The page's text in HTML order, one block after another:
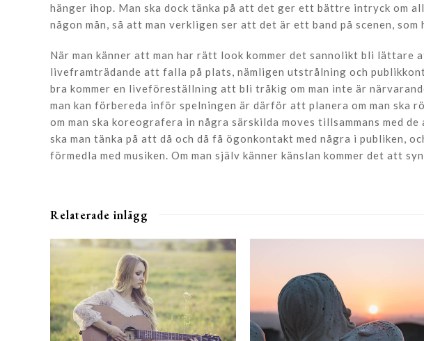
hänger ihop. Man ska dock tänka på att det ger ett bättre intryck om
någon mån, så att man verkligen ser att det är ett band på scenen, som
När man känner att man har rätt look kommer det sannolikt bli lättare
liveframträdande att falla på plats, nämligen utstrålning och
bra kommer en liveföreställning att bli tråkig om man inte är
man kan förbereda inför spelningen är därför att planera om man ska
om man ska koreografera in några särskilda moves tillsammans med
ska man tänka på att då och då få ögonkontakt med några i publiken,
förmedla med musiken. Om man själv känner känslan kommer det att
Relaterade inlägg